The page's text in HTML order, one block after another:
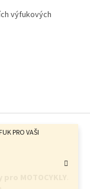
PRO VAŠI
výfukových